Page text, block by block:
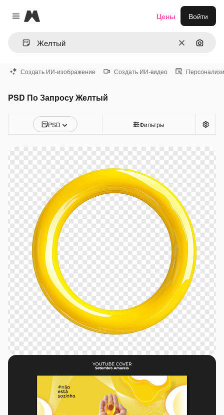
Close menu
Magnific
ОчиститьПоиск
Цены Войти
Создать ИИ-изображение Создать ИИ-видео
PSD По Запросу Желтый
PSD Фильтры